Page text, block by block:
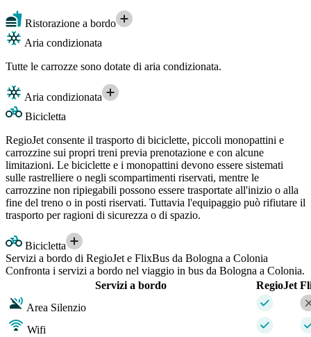
Ristorazione a bordo
Aria condizionata
Tutte le carrozze sono dotate di aria condizionata.
Aria condizionata
Bicicletta
RegioJet consente il trasporto di biciclette, piccoli monopattini e
carrozzine sui propri treni previa prenotazione e con alcune
limitazioni. Le biciclette e i monopattini devono essere sistemati
sulle rastrelliere o negli scompartimenti riservati, mentre le
carrozzine non ripiegabili possono essere trasportate all'inizio o alla
fine del treno o in posti riservati. Tuttavia l'equipaggio può rifiutare il
trasporto per ragioni di sicurezza o di spazio.
Bicicletta
Servizi a bordo di RegioJet e FlixBus da Bologna a Colonia
Confronta i servizi a bordo nel viaggio in bus da Bologna a Colonia.
Servizi a bordo
RegioJet
Area Silenzio
Wifi